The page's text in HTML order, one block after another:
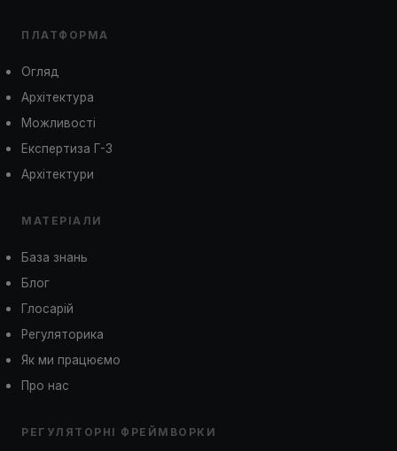
ПЛАТФОРМА
Огляд
Архітектура
Можливості
Експертиза Г-3
Архітектури
МАТЕРІАЛИ
База знань
Блог
Глосарій
Регуляторика
Як ми працюємо
Про нас
РЕГУЛЯТОРНІ ФРЕЙМВОРКИ